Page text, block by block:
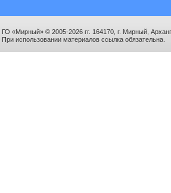
ГО «Мирный» © 2005-2026 гг. 164170, г. Мирный,
При использовании материалов ссылка обязательна.